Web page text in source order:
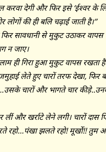
करवा देगी और फिर इसे ‘ईश्वर के
की ही बलि चढ़ाई जाती है।’’
सावधानी से मुकुट उठाकर वापस
न जाए।
ही गिरा हुआ मुकुट वापस रखता
लेते हुए चारों तरफ देखा, फिर
चारों और भागते चार
और खर्राटे लेने लगी। चारों दास
रहो…पंखा झलते रहो! मूर्खो!! तुम